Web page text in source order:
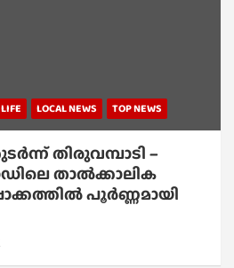
LIFE LOCAL NEWS TOP NEWS
തിരുവമ്പാടി –
താൽക്കാലിക
പൂർണ്ണമായി